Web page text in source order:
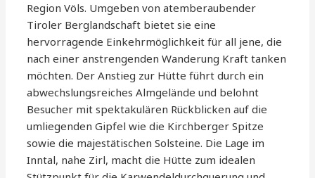
Region Völs. Umgeben von atemberaubender
Tiroler Berglandschaft bietet sie eine
hervorragende Einkehrmöglichkeit für all jene, die
nach einer anstrengenden Wanderung Kraft tanken
möchten. Der Anstieg zur Hütte führt durch ein
abwechslungsreiches Almgelände und belohnt
Besucher mit spektakulären Rückblicken auf die
umliegenden Gipfel wie die Kirchberger Spitze
sowie die majestätischen Solsteine. Die Lage im
Inntal, nahe Zirl, macht die Hütte zum idealen